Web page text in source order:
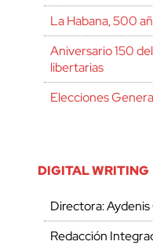
La Habana, 500
Aniversario 150
libertarias
Elecciones
DIGITAL WRITING
Directora:
Redacción